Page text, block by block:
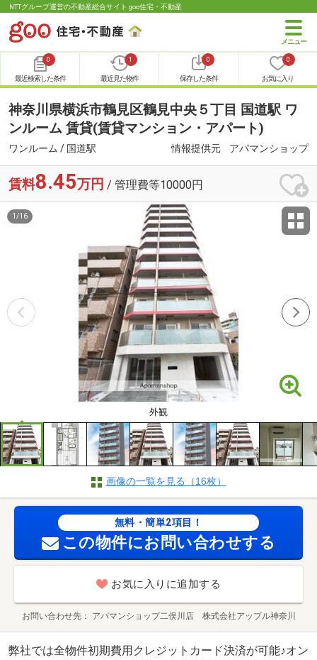
NTTグループ運営の不動産総合サイト goo住宅・不動産
0
最近検索した条件
1
最近見た物件
0
保存した条件
0
お気に入り
神奈川県横浜市鶴見区鶴見中央５丁目 国道駅 ワ
ンルーム 賃貸(賃貸マンション・アパート)
ワンルーム / 国道駅 情報提供元 アパマンショップ
賃料8.45万円 / 管理費等10000円
外観
1 /16
画像の一覧を見る（16枚）
無料・簡単2項目！
この物件にお問い合わせする
お気に入りに追加する
お問い合わせ先 アパマンショップ二俣川店 株式会社アップル神奈川
弊社では全物件初期費用クレジットカード決済が可能♪オン